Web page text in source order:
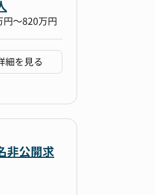
円〜820万円
細を見る
非公開求